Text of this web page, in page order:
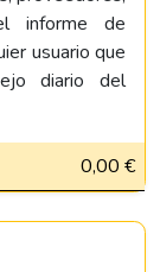
informe de
usuario que
diario del
0,00 €